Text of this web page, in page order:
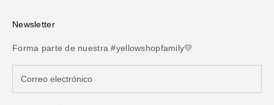
Newsletter
Forma parte de nuestra #yellowshopfamily💛